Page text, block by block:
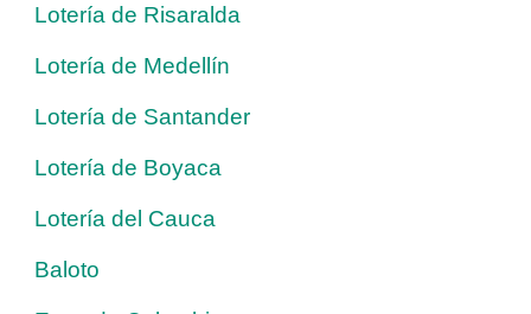
Lotería de Risaralda
Lotería de Medellín
Lotería de Santander
Lotería de Boyaca
Lotería del Cauca
Baloto